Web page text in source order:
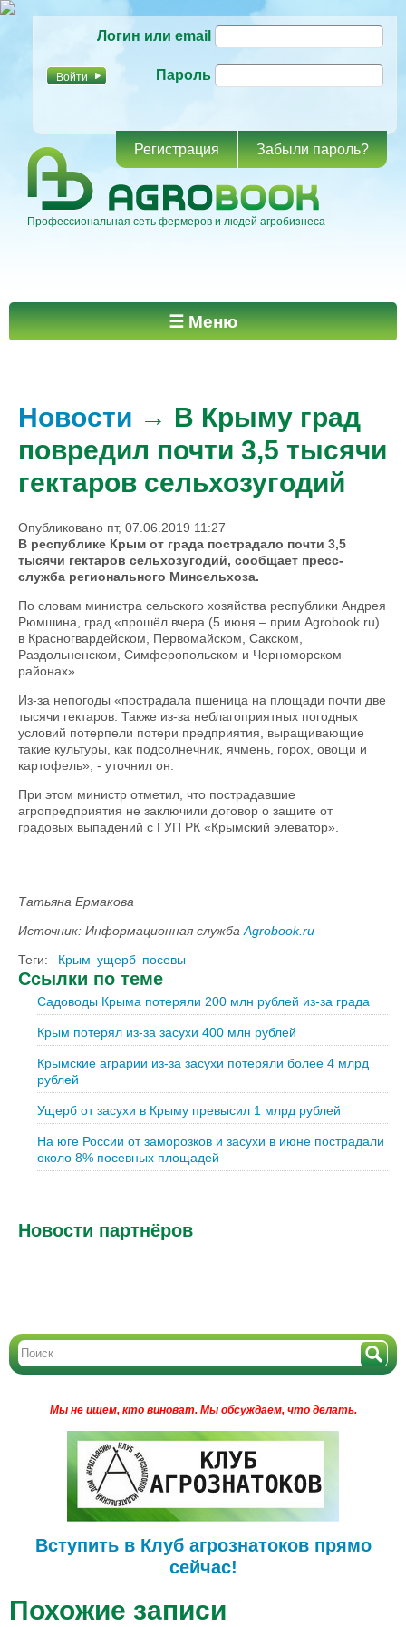
основному
Логин или email
Пароль
Регистрация Забыли пароль?
Профессиональная сеть фермеров и людей агробизнеса
Главное меню ☰ Меню
Новости → В Крыму град
повредил почти 3,5 тысячи
гектаров сельхозугодий
Опубликовано пт, 07.06.2019 11:27
В республике Крым от града пострадало почти 3,5
тысячи гектаров сельхозугодий, сообщает пресс-
служба регионального Минсельхоза.
По словам министра сельского хозяйства республики Андрея
Рюмшина, град «прошёл вчера (5 июня – прим.Agrobook.ru)
в Красногвардейском, Первомайском, Сакском,
Раздольненском, Симферопольском и Черноморском
районах».
Из-за непогоды «пострадала пшеница на площади почти две
тысячи гектаров. Также из-за неблагоприятных погодных
условий потерпели потери предприятия, выращивающие
такие культуры, как подсолнечник, ячмень, горох, овощи и
картофель», - уточнил он.
При этом министр отметил, что пострадавшие
агропредприятия не заключили договор о защите от
градовых выпадений с ГУП РК «Крымский элеватор».
Татьяна Ермакова
Источник: Информационная служба Agrobook.ru
Теги:
Крым ущерб посевы
Ссылки по теме
Садоводы Крыма потеряли 200 млн рублей из-за града
Крым потерял из-за засухи 400 млн рублей
Крымские аграрии из-за засухи потеряли более 4 млрд
рублей
Ущерб от засухи в Крыму превысил 1 млрд рублей
На юге России от заморозков и засухи в июне пострадали
около 8% посевных площадей
Новости партнёров
Мы не ищем, кто виноват. Мы обсуждаем, что делать.
Вступить в Клуб агрознатоков прямо
сейчас!
Похожие записи